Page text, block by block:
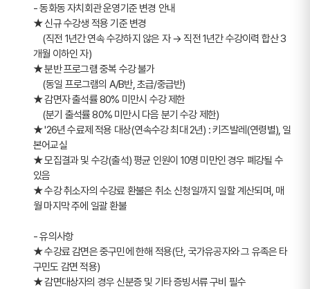
- 동화동 자치회관 운영기준 변경 안내
★ 신규 수강생 적용 기준 변경
개월 이하인 자)
★ 분반 프로그램 중복 수강 불가
    (동일 프로그램의 A/B반, 초급/중급반)
★ 감면자 출석률 80% 미만시 수강 제한
    (분기 출석률 80% 미만시 다음 분기 수강 제한)
★ '26년 수료제 적용 대상(연속수강 최대 2년) : 키즈발레(연령별), 일
본어교실
★ 모집결과 및 수강(출석) 평균 인원이 10명 미만인 경우 폐강될 수
있음
★ 수강 취소자의 수강료 환불은 취소 신청일까지 일할 계산되며, 매
월 마지막 주에 일괄 환불
- 유의사항
★ 수강료 감면은 중구민에 한해 적용(단, 국가유공자와 그 유족은 타
구민도 감면 적용)
★ 감면대상자의 경우 신분증 및 기타 증빙서류 구비 필수